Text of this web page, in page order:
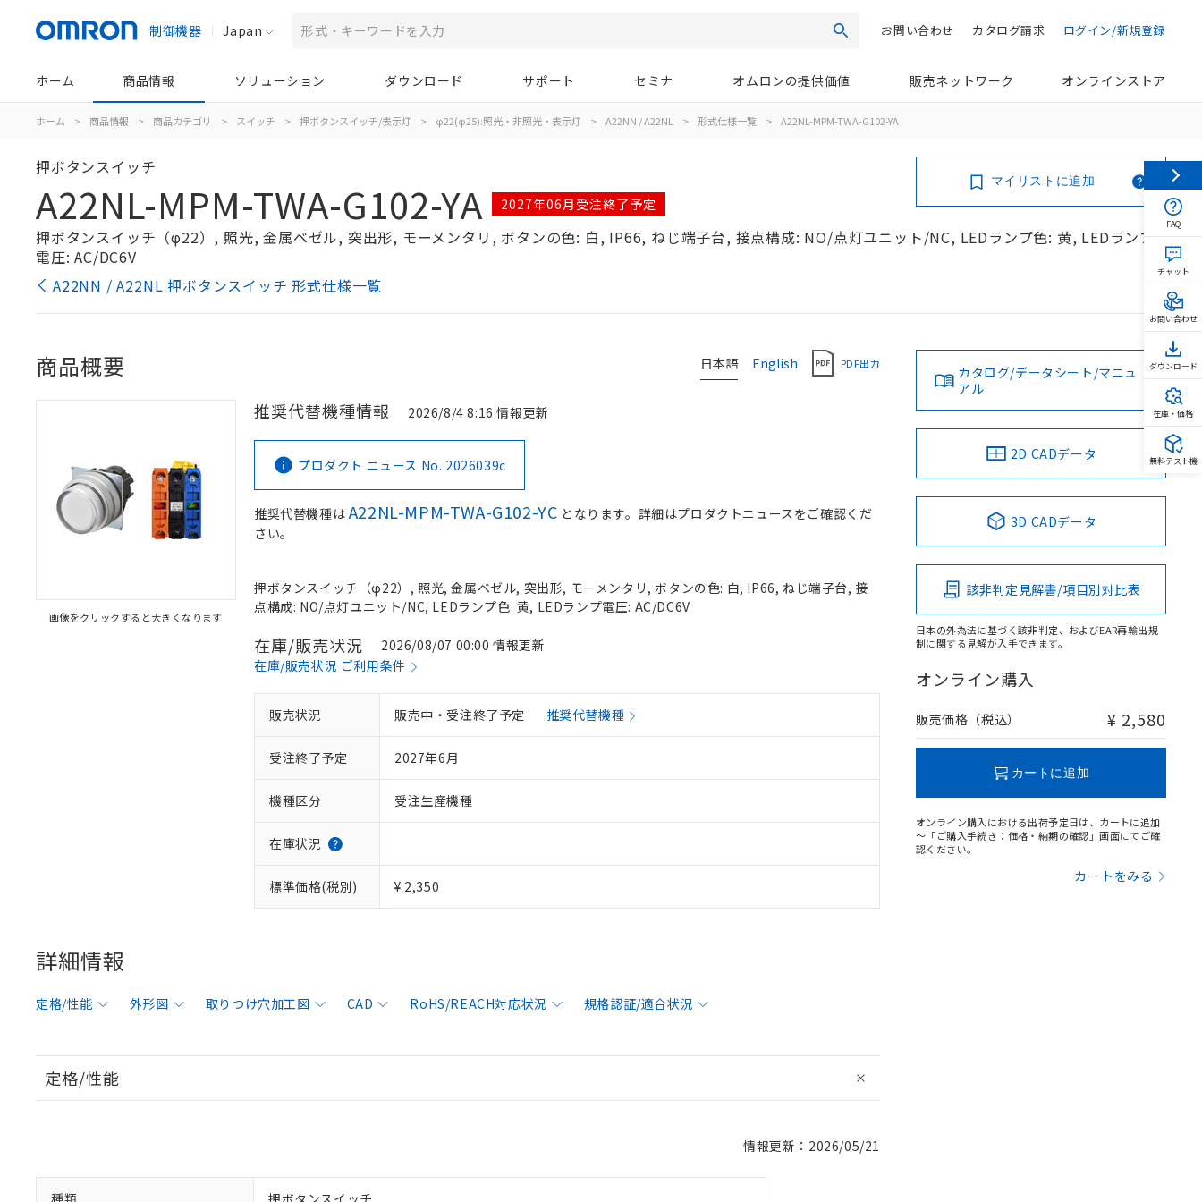
制御機器 Japan 検索 ログイン/新規登録
カタログ請求
お問い合わせ
ホーム 商品情報 ソリューション ダウンロード サポート セミナ オムロンの提供価値 販売ネットワーク オンラインストア
ホーム > 商品情報 > 商品カテゴリ > スイッチ > 押ボタンスイッチ/表示灯 > φ22(φ25):照光・非照光・表示灯 > A22NN / A22NL > 形式仕様一覧 > A22NL-MPM-TWA-G102-YA
押ボタンスイッチ
A22NL-MPM-TWA-G102-YA 2027年06月受注終了予定
押ボタンスイッチ（φ22）, 照光, 金属ベゼル, 突出形, モーメンタリ, ボタンの色: 白, IP66, ねじ端子台, 接点構成: NO/点灯ユニット/NC, LEDランプ色: 黄, LEDランプ
電圧: AC/DC6V
A22NN / A22NL 押ボタンスイッチ 形式仕様一覧
マイリストに追加
日本語 English PDF出力
商品概要
画像をクリックすると大きくなります
推奨代替機種情報 2026/8/4 8:16 情報更新
プロダクト ニュース No. 2026039c
推奨代替機種はA22NL-MPM-TWA-G102-YC となります。詳細はプロダクトニュースをご確認くだ
さい。
押ボタンスイッチ（φ22）, 照光, 金属ベゼル, 突出形, モーメンタリ, ボタンの色: 白, IP66, ねじ端子台, 接
点構成: NO/点灯ユニット/NC, LEDランプ色: 黄, LEDランプ電圧: AC/DC6V
在庫/販売状況
2026/08/07 00:00 情報更新
在庫/販売状況 ご利用条件
販売状況 販売中・受注終了予定 推奨代替機種
受注終了予定 2027年6月
機種区分 受注生産機種
在庫状況
標準価格(税別) ¥ 2,350
詳細情報
定格/性能 外形図 取りつけ穴加工図 CAD RoHS/REACH対応状況 規格認証/適合状況
定格/性能
情報更新：2026/05/21
種類 押ボタンスイッチ
カタログ/データシート/マニュ
アル
2D CADデータ
3D CADデータ
該非判定見解書/項目別対比表
日本の外為法に基づく該非判定、およびEAR再輸出規
制に関する見解が入手できます。
オンライン購入
販売価格（税込） ¥ 2,580
カートに追加
オンライン購入における出荷予定日は、カートに追加
～「ご購入手続き：価格・納期の確認」画面にてご確
認ください。
カートをみる
FAQ
チャット
お問い合わせ
ダウンロード
在庫・価格
無料テスト機